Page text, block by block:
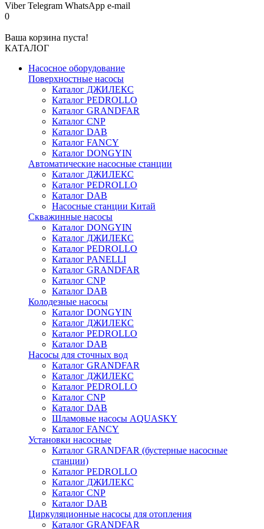
ViberTelegram WhatsApp e-mail
0
Ваша корзина пуста!
КАТАЛОГ
Насосное оборудование
Поверхностные насосы
Каталог ДЖИЛЕКС
Каталог PEDROLLO
Каталог GRANDFAR
Каталог CNP
Каталог DAB
Каталог FANCY
Каталог DONGYIN
Автоматические насосные станции
Каталог ДЖИЛЕКС
Каталог PEDROLLO
Каталог DAB
Насосные станции Китай
Скважинные насосы
Каталог DONGYIN
Каталог ДЖИЛЕКС
Каталог PEDROLLO
Каталог PANELLI
Каталог GRANDFAR
Каталог CNP
Каталог DAB
Колодезные насосы
Каталог DONGYIN
Каталог ДЖИЛЕКС
Каталог PEDROLLO
Каталог DAB
Насосы для сточных вод
Каталог GRANDFAR
Каталог ДЖИЛЕКС
Каталог PEDROLLO
Каталог CNP
Каталог DAB
Шламовые насосы AQUASKY
Каталог FANCY
Установки насосные
Каталог GRANDFAR (бустерные насосные
станции)
Каталог PEDROLLO
Каталог ДЖИЛЕКС
Каталог CNP
Каталог DAB
Циркуляционные насосы для отопления
Каталог GRANDFAR